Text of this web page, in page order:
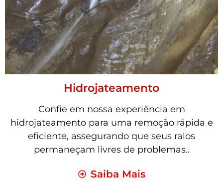
Hidrojateamento
Confie em nossa experiência em
hidrojateamento para uma remoção rápida e
eficiente, assegurando que seus ralos
permaneçam livres de problemas..
Saiba Mais